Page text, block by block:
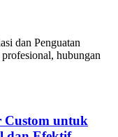
dan Penguatan
hubungan
Custom untuk